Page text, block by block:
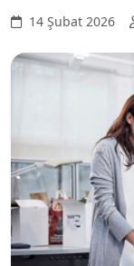
14 Şubat 2026